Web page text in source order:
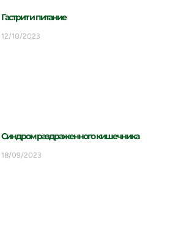
Гастрит и питание
12/10/2023
Синдром раздраженного кишечника
18/09/2023